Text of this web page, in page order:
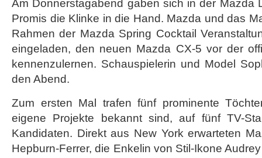
Am Donnerstagabend gaben sich in der Mazda
Promis die Klinke in die Hand. Mazda und das
Rahmen der Mazda Spring Cocktail
eingeladen, den neuen Mazda CX-5 vor der
kennenzulernen. Schauspielerin und Model
den Abend.
Zum ersten Mal trafen fünf prominente
eigene Projekte bekannt sind, auf fünf TV-
Kandidaten. Direkt aus New York erwarteten
Hepburn-Ferrer, die Enkelin von Stil-Ikone